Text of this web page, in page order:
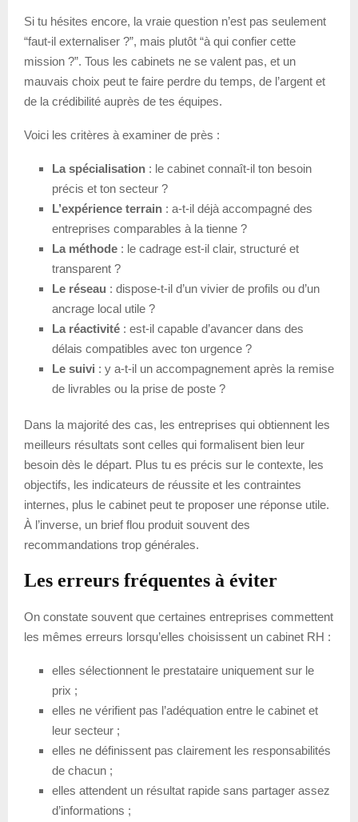
Si tu hésites encore, la vraie question n’est pas seulement
“faut-il externaliser ?”, mais plutôt “à qui confier cette
mission ?”. Tous les cabinets ne se valent pas, et un
mauvais choix peut te faire perdre du temps, de l’argent et
de la crédibilité auprès de tes équipes.
Voici les critères à examiner de près :
La spécialisation : le cabinet connaît-il ton besoin
précis et ton secteur ?
L’expérience terrain : a-t-il déjà accompagné des
entreprises comparables à la tienne ?
La méthode : le cadrage est-il clair, structuré et
transparent ?
Le réseau : dispose-t-il d’un vivier de profils ou d’un
ancrage local utile ?
La réactivité : est-il capable d’avancer dans des
délais compatibles avec ton urgence ?
Le suivi : y a-t-il un accompagnement après la remise
de livrables ou la prise de poste ?
Dans la majorité des cas, les entreprises qui obtiennent les
meilleurs résultats sont celles qui formalisent bien leur
besoin dès le départ. Plus tu es précis sur le contexte, les
objectifs, les indicateurs de réussite et les contraintes
internes, plus le cabinet peut te proposer une réponse utile.
À l’inverse, un brief flou produit souvent des
recommandations trop générales.
Les erreurs fréquentes à éviter
On constate souvent que certaines entreprises commettent
les mêmes erreurs lorsqu’elles choisissent un cabinet RH :
elles sélectionnent le prestataire uniquement sur le
prix ;
elles ne vérifient pas l’adéquation entre le cabinet et
leur secteur ;
elles ne définissent pas clairement les responsabilités
de chacun ;
elles attendent un résultat rapide sans partager assez
d’informations ;